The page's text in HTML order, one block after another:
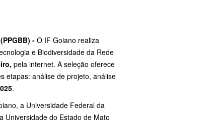
- O IF Goiano realiza
e Biodiversidade da Rede
pela internet. A seleção oferece
etapas: análise de projeto, análise
.
a Universidade Federal da
Universidade do Estado de Mato